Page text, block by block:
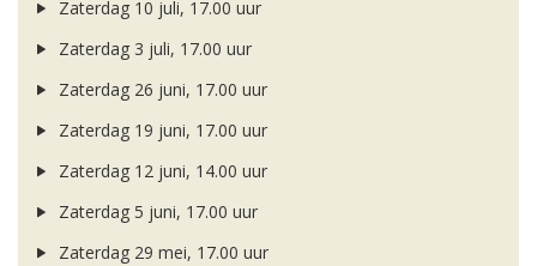
Zaterdag 10 juli, 17.00 uur
Zaterdag 3 juli, 17.00 uur
Zaterdag 26 juni, 17.00 uur
Zaterdag 19 juni, 17.00 uur
Zaterdag 12 juni, 14.00 uur
Zaterdag 5 juni, 17.00 uur
Zaterdag 29 mei, 17.00 uur